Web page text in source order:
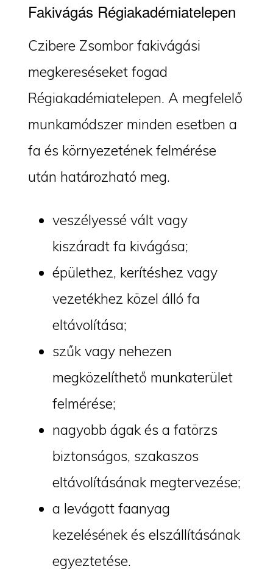
Fakivágás Régiakadémiatelepen
Czibere Zsombor fakivágási
megkereséseket fogad
Régiakadémiatelepen. A megfelelő
munkamódszer minden esetben a
fa és környezetének felmérése
után határozható meg.
veszélyessé vált vagy
kiszáradt fa kivágása;
épülethez, kerítéshez vagy
vezetékhez közel álló fa
eltávolítása;
szűk vagy nehezen
megközelíthető munkaterület
felmérése;
nagyobb ágak és a fatörzs
biztonságos, szakaszos
eltávolításának megtervezése;
a levágott faanyag
kezelésének és elszállításának
egyeztetése.